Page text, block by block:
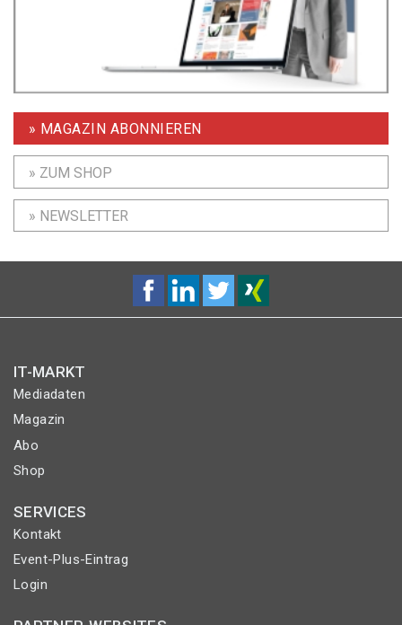
» MAGAZIN ABONNIEREN
» ZUM SHOP
» NEWSLETTER
IT-MARKT
Mediadaten
Magazin
Abo
Shop
SERVICES
Kontakt
Event-Plus-Eintrag
Login